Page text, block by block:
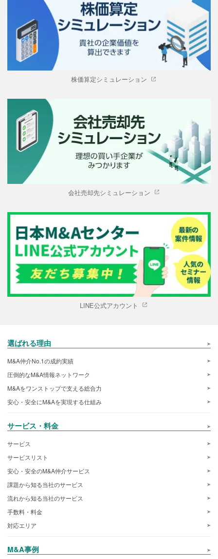
株価算定シミュレーション
会社売却先シミュレーション
LINE公式アカウント
選ばれる理由
M&A仲介No.1の成約実績
圧倒的なM&A情報ネットワーク
M&Aをワンストップで支える総合力
安心・安全にM&Aを実現する仕組み
サービス・料金
サービス
サービスリスト
安心・安全のM&A仲介サービス
課題から知る当社のサービス
流れから知る当社のサービス
手数料・料金
対応エリア
M&A事例